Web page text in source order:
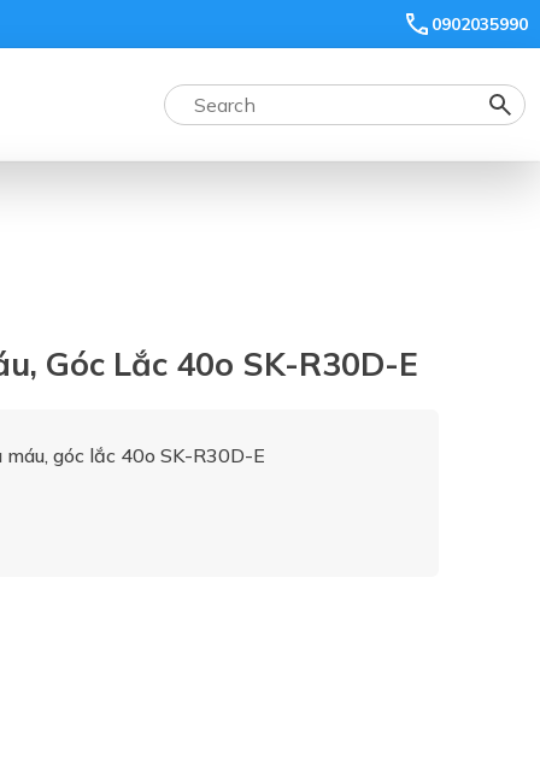
0902035990
Góc Lắc 40o SK-R30D-E
góc lắc 40o SK-R30D-E